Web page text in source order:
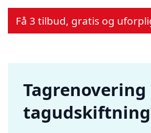
Få 3 tilbud, gratis og